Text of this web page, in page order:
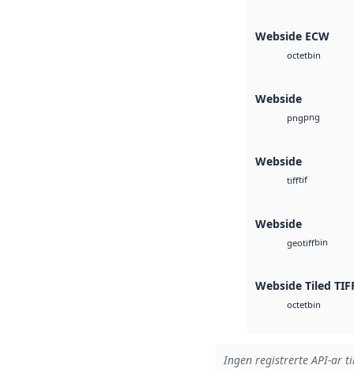
Webside ECW
octetbin
Webside
pngpng
Webside
tifftif
Webside
geotiffbin
Webside Tiled
octetbin
Ingen registrerte API-ar